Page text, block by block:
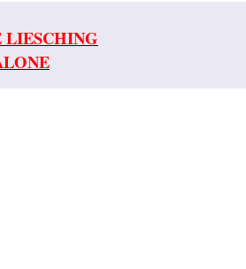
LIESCHING